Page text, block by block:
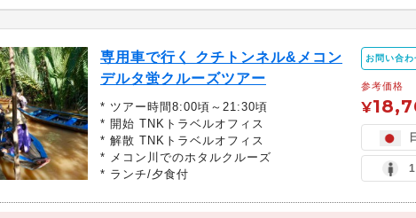
専用車で行く クチトンネル&メコン
デルタ蛍クルーズツアー
* ツアー時間8:00頃～21:30頃
* 開始 TNKトラベルオフィス
* 解散 TNKトラベルオフィス
* メコン川でのホタルクルーズ
* ランチ/夕食付
お問い合
参考価格
¥